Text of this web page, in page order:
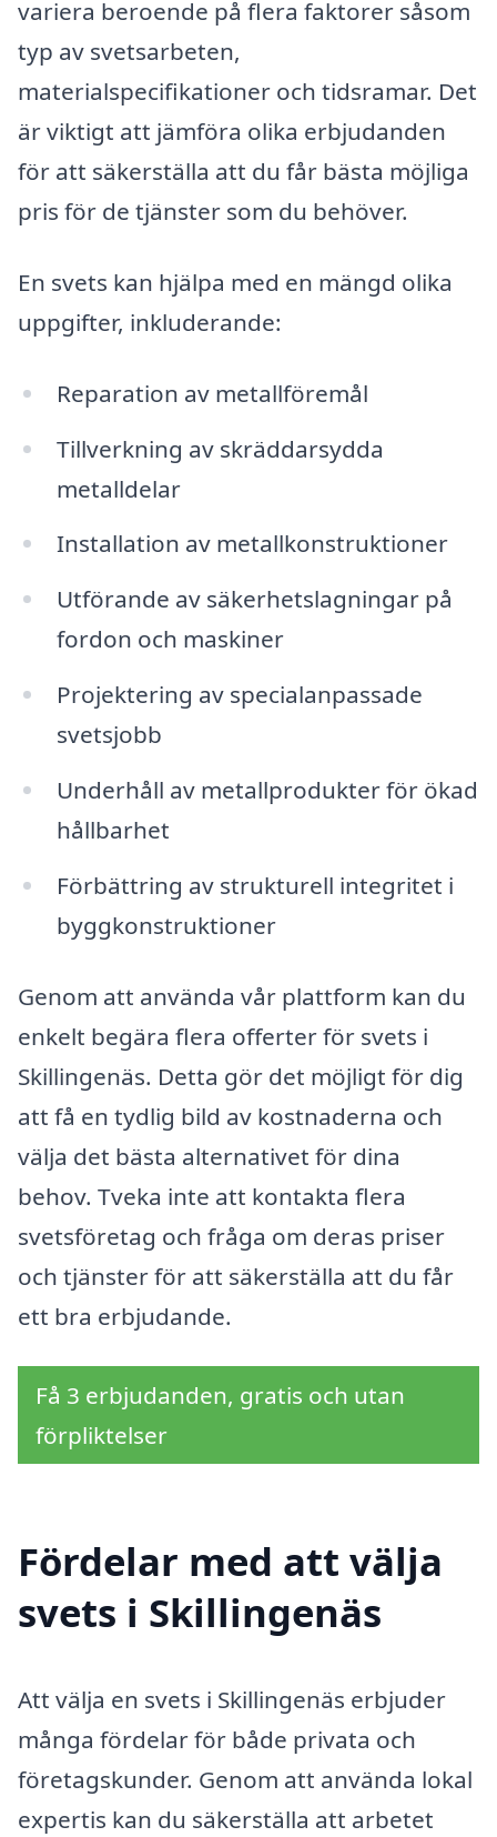
variera beroende på flera faktorer såsom
typ av svetsarbeten,
materialspecifikationer och tidsramar. Det
är viktigt att jämföra olika erbjudanden
för att säkerställa att du får bästa möjliga
pris för de tjänster som du behöver.
En svets kan hjälpa med en mängd olika
uppgifter, inkluderande:
Reparation av metallföremål
Tillverkning av skräddarsydda
metalldelar
Installation av metallkonstruktioner
Utförande av säkerhetslagningar på
fordon och maskiner
Projektering av specialanpassade
svetsjobb
Underhåll av metallprodukter för ökad
hållbarhet
Förbättring av strukturell integritet i
byggkonstruktioner
Genom att använda vår plattform kan du
enkelt begära flera offerter för svets i
Skillingenäs. Detta gör det möjligt för dig
att få en tydlig bild av kostnaderna och
välja det bästa alternativet för dina
behov. Tveka inte att kontakta flera
svetsföretag och fråga om deras priser
och tjänster för att säkerställa att du får
ett bra erbjudande.
Få 3 erbjudanden, gratis och utan
förpliktelser
Fördelar med att välja
svets i Skillingenäs
Att välja en svets i Skillingenäs erbjuder
många fördelar för både privata och
företagskunder. Genom att använda lokal
expertis kan du säkerställa att arbetet